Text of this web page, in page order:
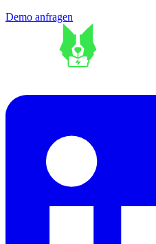
Demo anfragen